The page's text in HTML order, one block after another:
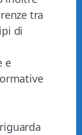
tra
di
e